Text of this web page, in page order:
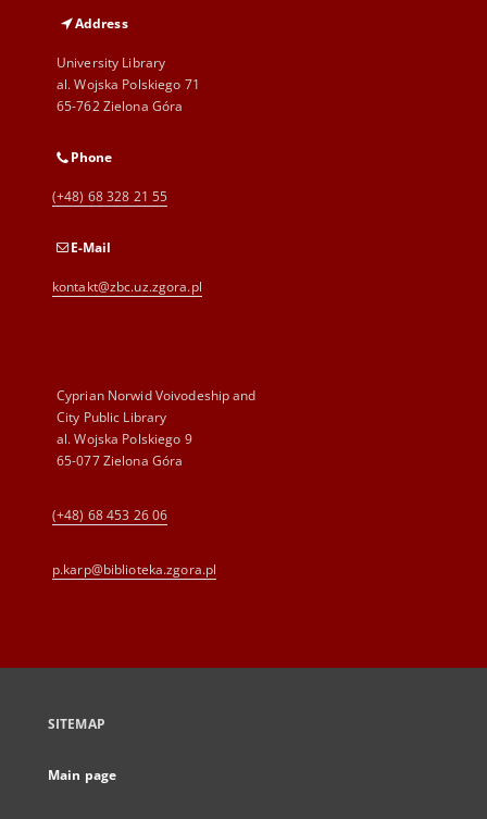
Address
University Library
al. Wojska Polskiego 71
65-762 Zielona Góra
Phone
(+48) 68 328 21 55
E-Mail
kontakt@zbc.uz.zgora.pl
Cyprian Norwid Voivodeship and
City Public Library
al. Wojska Polskiego 9
65-077 Zielona Góra
(+48) 68 453 26 06
p.karp@biblioteka.zgora.pl
SITEMAP
Main page